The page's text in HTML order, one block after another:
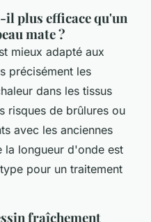
il plus efficace qu'un
mate ?
mieux adapté aux
précisément les
dans les tissus
risques de brûlures ou
avec les anciennes
la longueur d'onde est
pour un traitement
fraîchement